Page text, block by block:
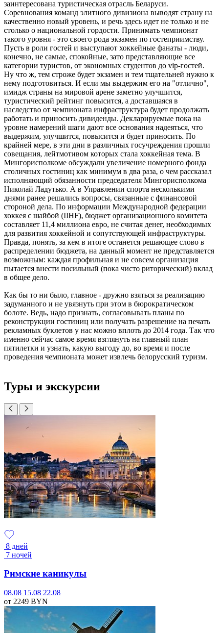
заинтересована туристическая отрасль Беларуси.
Соревнования команд элитного дивизиона выводят страну на
качественно новый уровень, и речь здесь идет не только и не
столько о национальной гордости. Принимать чемпионат
такого уровня - это своего рода экзамен по гостеприимству.
Пусть в роли гостей и выступают хоккейные фанаты - люди,
конечно, не самые, спокойные, зато представляющие все
категории туристов, от экономных студентов до vip-гостей.
Ну что ж, тем строже будет экзамен и тем тщательней нужно к
нему подготовиться. И если мы выдержим его на "отлично",
имидж страны на мировой арене заметно улучшится,
туристический рейтинг повысится, а доставшаяся в
наследство от чемпионата инфраструктура будет продолжать
работать и приносить дивиденды. Декларируемые пока на
уровне намерений шаги дают все основания надеяться, что
выдержим, улучшится, повысится и будет приносить. По
крайней мере, в эти дни в различных госучреждения прошли
совещания, лейтмотивом которых стала хоккейная тема. В
Мингорисполкоме обсуждали увеличение номерного фонда
столичных гостиниц как минимум в два раза, о чем рассказал
исполняющий обязанности председателя Мингорисполкома
Николай Ладутько. А в Управлении спорта несколькими
днями ранее решались вопросы, связанные с финансовой
стороной дела. По информации Международной федерации
хоккея с шайбой (IIHF), бюджет организационного комитета
составляет 11,4 миллиона евро, не считая денег, необходимых
для развития хоккейной и сопутствующей инфраструктуры.
Правда, понять, за кем в итоге останется решающее слово в
распределении бюджета, на данный момент не представляется
возможным: каждая профильная и не совсем организация
пытается внести посильный (пока чисто риторический) вклад
в общее дело.
Как бы то ни было, главное - дружно взяться за реализацию
задуманного и не увязнуть при этом в бюрократическом
болоте. Ведь, надо признать, согласовывать планы по
реконструкции гостиниц или получать разрешение на печать
рекламных буклетов у нас можно вплоть до 2014 года. Так что
именно сейчас самое время взглянуть на главный план
пятилетки и узнать, какую выгоду до, во время и после
проведения чемпионата может извлечь белорусский туризм.
Туры и экскурсии
8 дней
7 ночей
Римские каникулы
08.08 15.08 22.08
от 2249 BYN